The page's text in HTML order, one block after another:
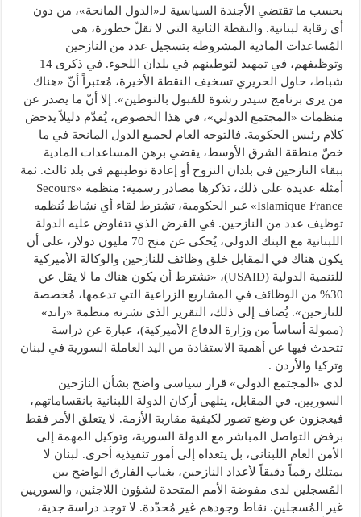
بحسب ما تقتضي الأجندة السياسية لـ«الدول المانحة»، من دون
أي رقابة لبنانية. والنقطة الثانية التي لا تقلّ خطورة، هي
المُساعدات المادية المشروطة بتسجيل عدد من النازحين
وتوظيفهم، في تمهيد لتوطينهم في بلدان اللجوء. في ذكرى 14
شباط، حاول الحريري تسخيف النقطة الأخيرة، مُعتبراً أنّ «هناك
من يرى برنامج سيدر رشوة للقبول بالتوطين». إلا أنّ ما يصدر عن
منظمات «المجتمع الدولي»، في هذا الخصوص، يُقدّم دليلاً يدحض
كلام رئيس الحكومة. فالتوجه العام لجميع الدول المانحة في ما
خصّ منطقة الشرق الأوسط، يقضي برهن المساعدات المادية
ببقاء النازحين في بلدان النزوح أو إعادة توطينهم في بلد ثالث. ثمة
أمثلة عديدة على ذلك، تذكرها مصادر رسمية: منظمة «Secours
Islamique France» غير الحكومية، تشترط لقاء أي نشاط تُنظمه
توظيف عدد من النازحين. في القرض الذي تتفاوض عليه الدولة
اللبنانية مع البنك الدولي، يُحكى عن منح 70 مليون دولار، على أن
يكون هناك في المقابل خلق وظائف للنازحين والوكالة الأميركية
للتنمية الدولية (USAID)، «تشترط أن يكون هناك ما لا يقل عن
30% من الوظائف في المشاريع الزراعية التي تدعمها، مُخصصة
للنازحين». يُضاف إلى ذلك، التقرير الذي نشرته منظمة «راند»
(ممولة أساساً من وزارة الدفاع الأميركية)، عبارة عن دراسة
تتحدث فيها عن أهمية الاستفادة من اليد العاملة السورية في لبنان
وتركيا والأردن .
لدى «المجتمع الدولي» قرار سياسي واضح بشأن النازحين
السوريين. في المقابل، يتلهى أركان الدولة اللبنانية بانقساماتهم،
فيعجزون عن وضع تصور لكيفية مقاربة الأزمة. لا يتعلق الأمر فقط
برفض التواصل المباشر مع الدولة السورية، وتوكيل المهمة إلى
الأمن العام اللبناني، بل يتعداه إلى أمور تنفيذية أخرى. لبنان لا
يمتلك رقماً دقيقاً لأعداد النازحين، بغياب الفارق الواضح بين
المُسجلين لدى مفوضة الأمم المتحدة لشؤون اللاجئين، والسوريين
غير المُسجلين. نقاط وجودهم غير مُحدّدة. لا توجد دراسة جدية،